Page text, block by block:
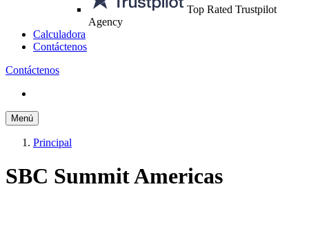
Top Rated Trustpilot
Agency
Calculadora
Contáctenos
Contáctenos
Menú
Principal
SBC Summit Americas